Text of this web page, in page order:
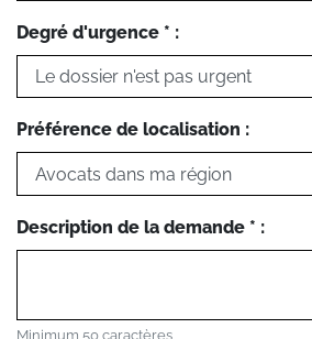
Degré d'urgence * :
Préférence de localisation :
Description de la demande * :
Minimum 50 caractères